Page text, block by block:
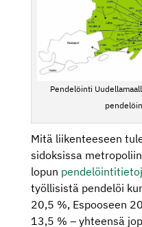
Pendelöinti
Mitä liikenteeseen
sidoksissa
lopun
työllisistä pendelöi
20,5 %, Espooseen
13,5 % – yhteensä